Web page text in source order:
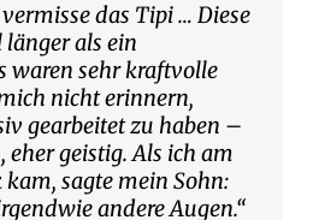
das Tipi … Diese
länger als ein
waren sehr kraftvolle
nicht erinnern,
gearbeitet zu haben –
geistig. Als ich am
sagte mein Sohn:
andere Augen.“